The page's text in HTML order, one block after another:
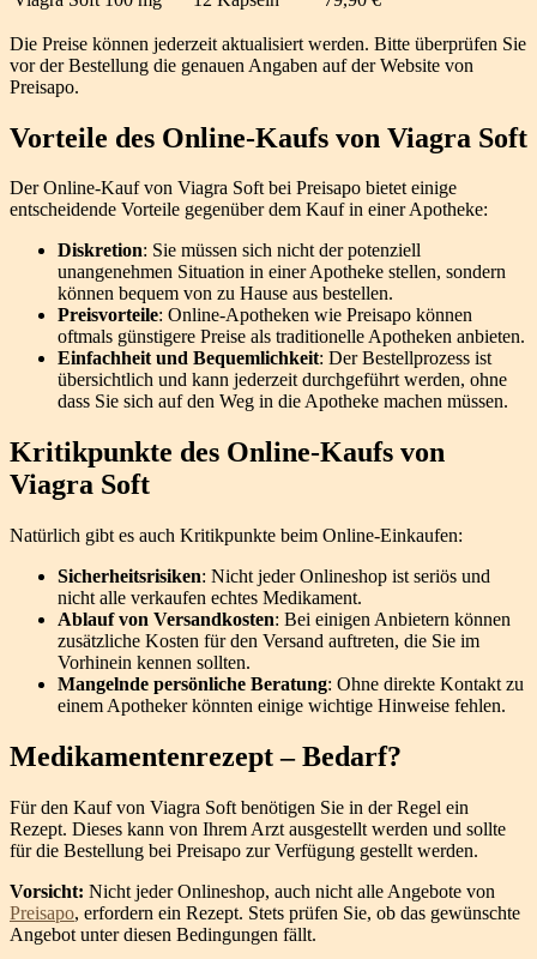
Die Preise können jederzeit aktualisiert werden. Bitte überprüfen Sie
vor der Bestellung die genauen Angaben auf der Website von
Preisapo.
Vorteile des Online-Kaufs von Viagra Soft
Der Online-Kauf von Viagra Soft bei Preisapo bietet einige
entscheidende Vorteile gegenüber dem Kauf in einer Apotheke:
Diskretion: Sie müssen sich nicht der potenziell
unangenehmen Situation in einer Apotheke stellen, sondern
können bequem von zu Hause aus bestellen.
Preisvorteile: Online-Apotheken wie Preisapo können
oftmals günstigere Preise als traditionelle Apotheken anbieten.
Einfachheit und Bequemlichkeit: Der Bestellprozess ist
übersichtlich und kann jederzeit durchgeführt werden, ohne
dass Sie sich auf den Weg in die Apotheke machen müssen.
Kritikpunkte des Online-Kaufs von
Viagra Soft
Natürlich gibt es auch Kritikpunkte beim Online-Einkaufen:
Sicherheitsrisiken: Nicht jeder Onlineshop ist seriös und
nicht alle verkaufen echtes Medikament.
Ablauf von Versandkosten: Bei einigen Anbietern können
zusätzliche Kosten für den Versand auftreten, die Sie im
Vorhinein kennen sollten.
Mangelnde persönliche Beratung: Ohne direkte Kontakt zu
einem Apotheker könnten einige wichtige Hinweise fehlen.
Medikamentenrezept – Bedarf?
Für den Kauf von Viagra Soft benötigen Sie in der Regel ein
Rezept. Dieses kann von Ihrem Arzt ausgestellt werden und sollte
für die Bestellung bei Preisapo zur Verfügung gestellt werden.
Vorsicht: Nicht jeder Onlineshop, auch nicht alle Angebote von
Preisapo, erfordern ein Rezept. Stets prüfen Sie, ob das gewünschte
Angebot unter diesen Bedingungen fällt.